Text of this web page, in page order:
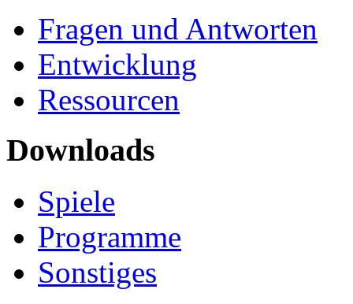
Fragen und Antworten
Entwicklung
Ressourcen
Downloads
Spiele
Programme
Sonstiges